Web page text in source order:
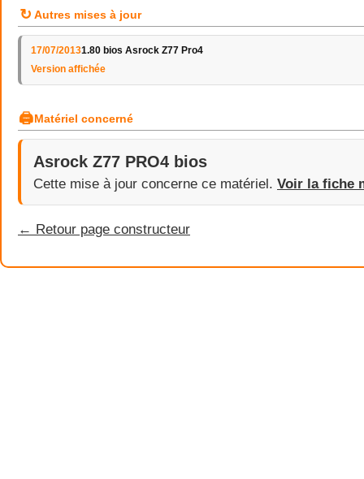
↻ Autres mises à jour
17/07/20131.80 bios Asrock Z77 Pro4
Version affichée
🖨Matériel concerné
Asrock Z77 PRO4 bios
Cette mise à jour concerne ce matériel. Voir la fiche
← Retour page constructeur